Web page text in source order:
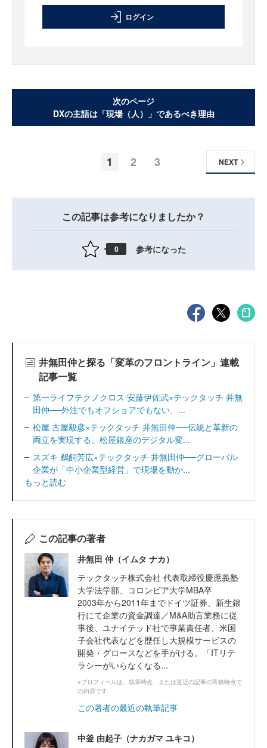
ログイン
次のページ
DXの主語は「現場（人）」であるべき理由
1 2 3 NEXT
この記事は参考になりましたか？
0 参考になった
井無田仲と探る「変革のフロントライン」連載
記事一覧
第一ライフテクノクロス 安藤伊佐武×テックタッチ 井無
田仲──外注でもオフショアでもない、...
松屋 古屋毅彦×テックタッチ 井無田仲──伝統と革新の
両立を実現する、松屋銀座のデジタル変...
スズキ 鵜飼芳広×テックタッチ 井無田仲──グローバル
企業が「中小企業型経営」で現場を動か...
もっと読む
この記事の著者
井無田 仲（イムタ ナカ）
テックタッチ株式会社 代表取締役慶應義塾
大学法学部、コロンビア大学MBA卒
2003年から2011年までドイツ証券、新生銀
行にて企業の資金調達／M&A助言業務に従
事後、ユナイテッド社で事業責任者、米国
子会社代表などを歴任し大規模サービスの
開発・グロースなどを手がける。「ITリテ
ラシーがいらなくなる...
※プロフィールは、執筆時点、または直近の記事の寄稿時点で
の内容です
この著者の最近の執筆記事
中釜 由起子（ナカガマ ユキコ）